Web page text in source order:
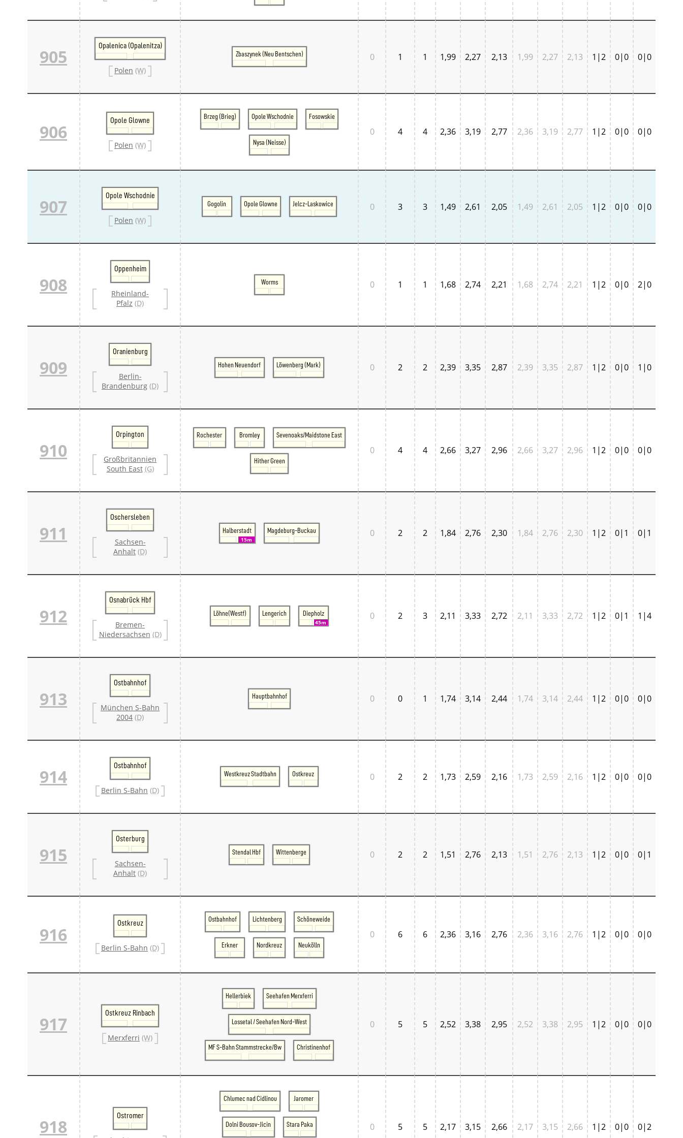
Alternative Stellwerke
BundesbahnZeiten
Merxferri
Österreich
Österreich West
905
Opalenica (Opalenitza)
Polen (W)
Zbaszynek (Neu Bentschen) 0 1 1 1,99 2,27 2,13 1,99 2,27 2,13 1|2 0|0 0|0
906
Opole Glowne
Polen (W)
Brzeg (Brieg) Opole Wschodnie Fosowskie
Nysa (Neisse)
0 4 4 2,36 3,19 2,77 2,36 3,19 2,77 1|2 0|0 0|0
907
Opole Wschodnie
Polen (W)
Gogolin Opole Glowne Jelcz-Laskowice 0 3 3 1,49 2,61 2,05 1,49 2,61 2,05 1|2 0|0 0|0
908
Oppenheim
Rheinland-
Pfalz (D)
Worms 0 1 1 1,68 2,74 2,21 1,68 2,74 2,21 1|2 0|0 2|0
909
Oranienburg
Berlin-
Brandenburg (D)
Hohen Neuendorf Löwenberg (Mark) 0 2 2 2,39 3,35 2,87 2,39 3,35 2,87 1|2 0|0 1|0
910
Orpington
Großbritannien
South East (G)
Rochester Bromley Sevenoaks/Maidstone East
Hither Green
0 4 4 2,66 3,27 2,96 2,66 3,27 2,96 1|2 0|0 0|0
911
Oschersleben
Sachsen-
Anhalt (D)
Halberstadt
15m
Magdeburg-Buckau 0 2 2 1,84 2,76 2,30 1,84 2,76 2,30 1|2 0|1 0|1
912
Osnabrück Hbf
Bremen-
Niedersachsen (D)
Löhne(Westf) Lengerich
Diepholz
45m
0 2 3 2,11 3,33 2,72 2,11 3,33 2,72 1|2 0|1 1|4
913
Ostbahnhof
München S-Bahn
2004 (D)
Hauptbahnhof 0 0 1 1,74 3,14 2,44 1,74 3,14 2,44 1|2 0|0 0|0
914
Ostbahnhof
Berlin S-Bahn (D)
Westkreuz Stadtbahn Ostkreuz 0 2 2 1,73 2,59 2,16 1,73 2,59 2,16 1|2 0|0 0|0
915
Osterburg
Sachsen-
Anhalt (D)
Stendal Hbf Wittenberge 0 2 2 1,51 2,76 2,13 1,51 2,76 2,13 1|2 0|0 0|1
916
Ostkreuz
Berlin S-Bahn (D)
Ostbahnhof Lichtenberg Schöneweide
Erkner Nordkreuz Neukölln
0 6 6 2,36 3,16 2,76 2,36 3,16 2,76 1|2 0|0 0|0
917
Ostkreuz Rinbach
Merxferri (W)
Hellerbiek Seehafen Merxferri
Lossetal / Seehafen Nord-West
MF S-Bahn Stammstrecke/Bw Christinenhof
0 5 5 2,52 3,38 2,95 2,52 3,38 2,95 1|2 0|0 0|0
918
Ostromer
Chlumec nad Cidlinou Jaromer
Dolni Bousov-Jicin Stara Paka 0 5 5 2,17 3,15 2,66 2,17 3,15 2,66 1|2 0|0 0|2